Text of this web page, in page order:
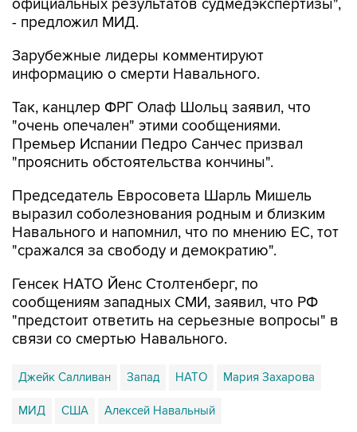
официальных результатов судмедэкспертизы",
- предложил МИД.
Зарубежные лидеры комментируют
информацию о смерти Навального.
Так, канцлер ФРГ Олаф Шольц заявил, что
"очень опечален" этими сообщениями.
Премьер Испании Педро Санчес призвал
"прояснить обстоятельства кончины".
Председатель Евросовета Шарль Мишель
выразил соболезнования родным и близким
Навального и напомнил, что по мнению ЕС, тот
"сражался за свободу и демократию".
Генсек НАТО Йенс Столтенберг, по
сообщениям западных СМИ, заявил, что РФ
"предстоит ответить на серьезные вопросы" в
связи со смертью Навального.
Джейк Салливан Запад НАТО Мария Захарова
МИД США Алексей Навальный